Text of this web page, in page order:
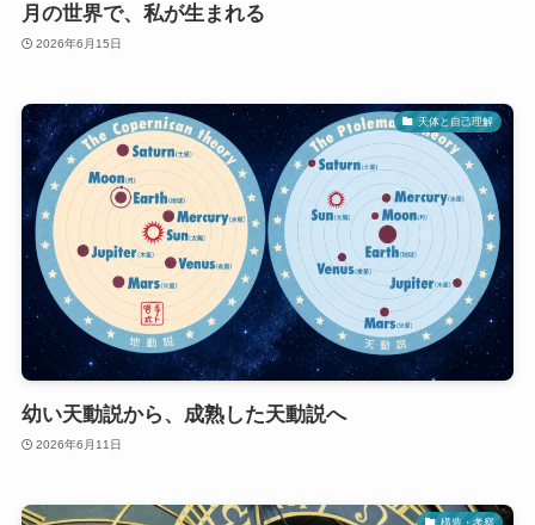
月の世界で、私が生まれる
2026年6月15日
天体と自己理解
幼い天動説から、成熟した天動説へ
2026年6月11日
構造・考察